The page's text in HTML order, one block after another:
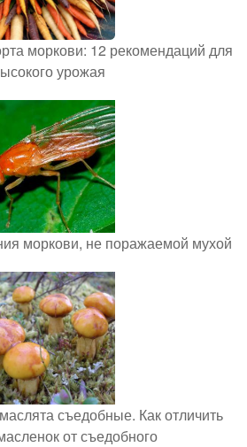
моркови: 12 рекомендаций для
урожая
моркови, не поражаемой мухой
съедобные. Как отличить
от съедобного